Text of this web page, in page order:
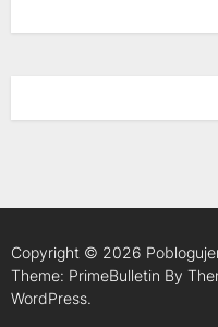
Copyright © 2026
Theme: PrimeBulletin By
WordPress.